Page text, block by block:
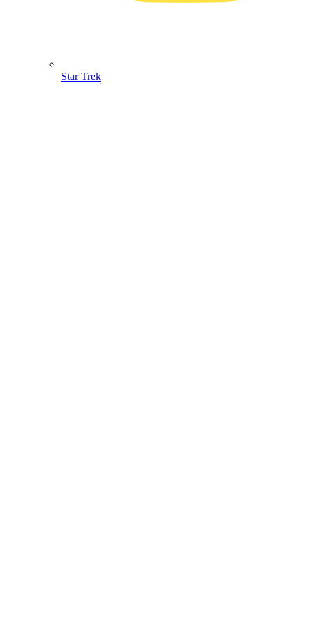
Star Trek